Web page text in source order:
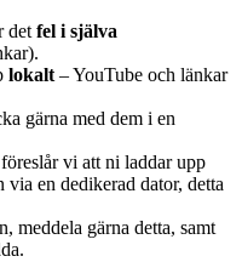
det fel i själva
lokalt – YouTube och länkar
gärna med dem i en
vi att ni laddar upp
via en dedikerad dator, detta
meddela gärna detta, samt